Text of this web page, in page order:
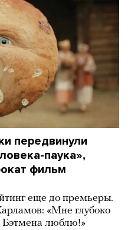
передвинули
паука»,
фильм
еще до премьеры.
«Мне глубоко
Бэтмена люблю!»